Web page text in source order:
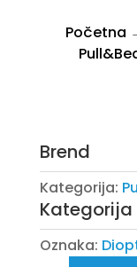
Početna
Brend
Kategorija:
Kategorija
Oznaka: